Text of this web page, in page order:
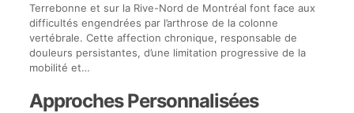
Terrebonne et sur la Rive-Nord de Montréal font face aux
difficultés engendrées par l’arthrose de la colonne
vertébrale. Cette affection chronique, responsable de
douleurs persistantes, d’une limitation progressive de la
mobilité et…
Approches Personnalisées